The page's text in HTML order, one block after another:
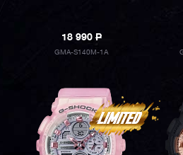
18 990P
GMA-S140M-1A